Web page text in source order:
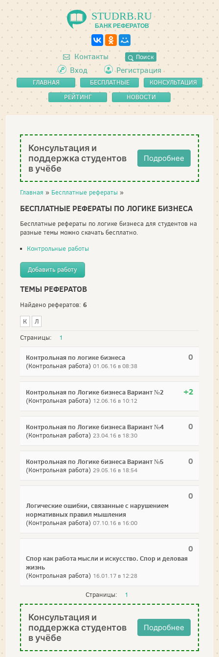
STUDRB.RU
БАНК РЕФЕРАТОВ
Контакты Поиск
Вход Регистрация
ГЛАВНАЯ
БЕСПЛАТНЫЕ
РЕФЕРАТЫ
КОНСУЛЬТАЦИЯ
РЕЙТИНГ
НОВОСТИ
Консультация и
поддержка студентов
в учёбе
Подробнее
Главная » Бесплатные рефераты »
БЕСПЛАТНЫЕ РЕФЕРАТЫ ПО ЛОГИКЕ БИЗНЕСА
Бесплатные рефераты по логике бизнеса для студентов на
разные темы можно скачать бесплатно.
Контрольные работы
Добавить работу
ТЕМЫ РЕФЕРАТОВ
Найдено рефератов: 6
К
Л
Страницы:
1
0
Контрольная по логике бизнеса
(Контрольная работа) 01.06.16 в 08:38
+2
Контрольная по Логике бизнеса Вариант №2
(Контрольная работа) 12.06.16 в 10:12
0
Контрольная по Логике бизнеса Вариант №4
(Контрольная работа) 23.04.16 в 18:30
0
Контрольная по Логике бизнеса Вариант №5
(Контрольная работа) 29.05.16 в 18:54
0
Логические ошибки, связанные с нарушением
нормативных правил мышления
(Контрольная работа) 07.10.16 в 16:00
0
Спор как работа мысли и искусство. Спор и деловая
жизнь
(Контрольная работа) 16.01.17 в 12:28
Страницы: 1
Консультация и
поддержка студентов
в учёбе
Подробнее